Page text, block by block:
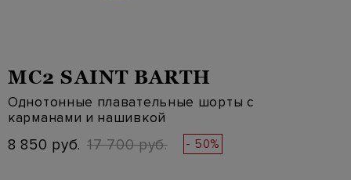
MC2 SAINT BARTH
Однотонные плавательные шорты с
карманами и нашивкой
8 850 руб. 17 700 руб. - 50%